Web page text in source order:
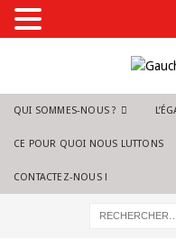
QUI SOMMES-NOUS ?
CE POUR QUOI NOUS LUTTONS
CONTACTEZ-NOUS !